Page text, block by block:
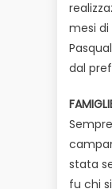
mesi
dal
stata
fu chi